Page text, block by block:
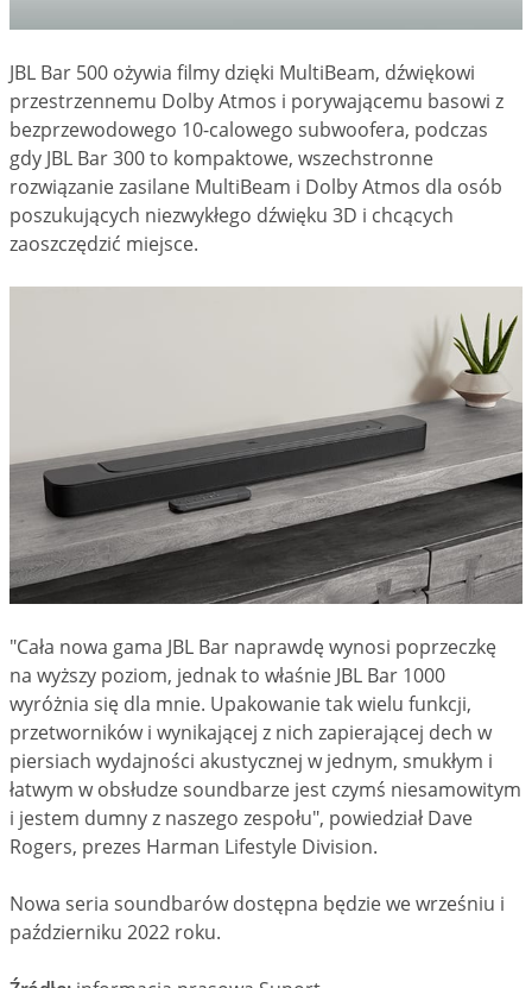
JBL Bar 500 ożywia filmy dzięki MultiBeam, dźwiękowi
przestrzennemu Dolby Atmos i porywającemu basowi z
bezprzewodowego 10-calowego subwoofera, podczas
gdy JBL Bar 300 to kompaktowe, wszechstronne
rozwiązanie zasilane MultiBeam i Dolby Atmos dla osób
poszukujących niezwykłego dźwięku 3D i chcących
zaoszczędzić miejsce.
"Cała nowa gama JBL Bar naprawdę wynosi poprzeczkę
na wyższy poziom, jednak to właśnie JBL Bar 1000
wyróżnia się dla mnie. Upakowanie tak wielu funkcji,
przetworników i wynikającej z nich zapierającej dech w
piersiach wydajności akustycznej w jednym, smukłym i
łatwym w obsłudze soundbarze jest czymś niesamowitym
i jestem dumny z naszego zespołu", powiedział Dave
Rogers, prezes Harman Lifestyle Division.
Nowa seria soundbarów dostępna będzie we wrześniu i
październiku 2022 roku.